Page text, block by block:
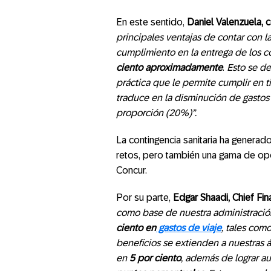
En este sentido, Daniel Valenzuela,
principales ventajas de contar con
cumplimiento en la entrega de los
ciento aproximadamente. Esto se
práctica que le permite cumplir en
traduce en la disminución de
proporción (20%)”.
La contingencia sanitaria ha
retos, pero también una gama de
Concur.
Por su parte, Edgar Shaadi, Chief
como base de nuestra
ciento engastos de viaje, tales
beneficios se extienden a nuestras
en 5 por ciento, además de lograr